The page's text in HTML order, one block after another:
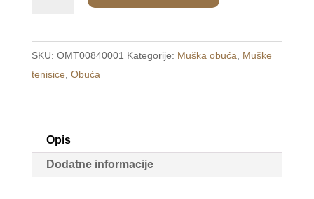
tenisice
bijele
/SPINA/
SKU: OMT00840001 Kategorije: Muška obuća
Muške
tenisice Obuća
Opis
Dodatne informacije